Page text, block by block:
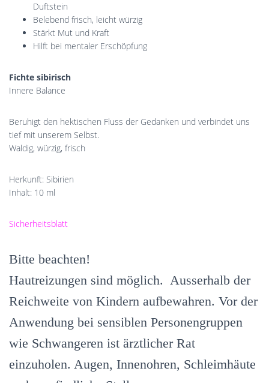
Duftstein
Belebend frisch, leicht würzig
Stärkt Mut und Kraft
Hilft bei mentaler Erschöpfung
Fichte sibirisch
Innere Balance
Beruhigt den hektischen Fluss der Gedanken und verbindet uns
tief mit unserem Selbst.
Waldig, würzig, frisch
Herkunft: Sibirien
Inhalt: 10 ml
Sicherheitsblatt
Bitte beachten!
Hautreizungen sind möglich. Ausserhalb der
Reichweite von Kindern aufbewahren. Vor der
Anwendung bei sensiblen Personengruppen
wie Schwangeren ist ärztlicher Rat
einzuholen. Augen, Innenohren, Schleimhäute